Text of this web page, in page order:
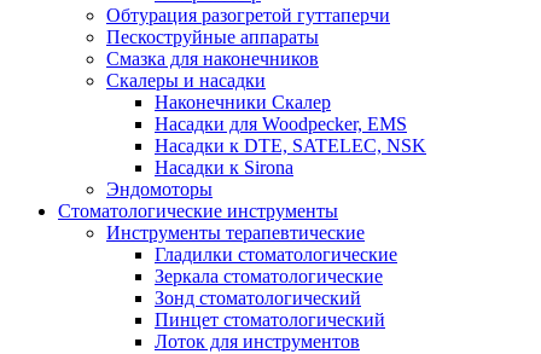
Обтурация разогретой гуттаперчи
Пескоструйные аппараты
Смазка для наконечников
Скалеры и насадки
Наконечники Скалер
Насадки для Woodpecker, EMS
Насадки к DTE, SATELEC, NSK
Насадки к Sirona
Эндомоторы
Стоматологические инструменты
Инструменты терапевтические
Гладилки стоматологические
Зеркала стоматологические
Зонд стоматологический
Пинцет стоматологический
Лоток для инструментов